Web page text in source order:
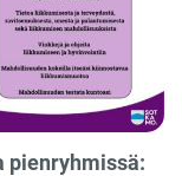
pienryhmissä: